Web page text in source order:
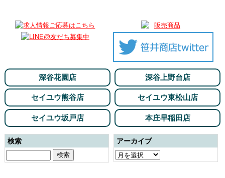
深谷花園店 深谷上野台店
セイユウ熊谷店 セイユウ東松山店
セイユウ坂戸店 本庄早稲田店
検索 アーカイブ